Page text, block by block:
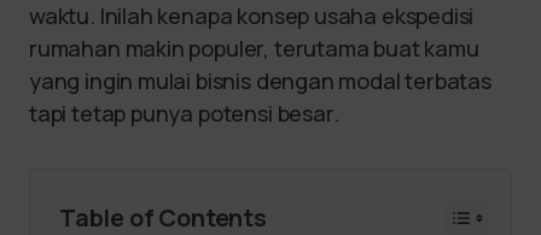
waktu. Inilah kenapa konsep usaha ekspedisi
rumahan makin populer, terutama buat kamu
yang ingin mulai bisnis dengan modal terbatas
tapi tetap punya potensi besar.
Table of Contents